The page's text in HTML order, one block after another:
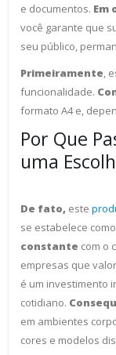
e documentos. Em
você garante que
seu público,
Primeiramente ,
funcionalidade.
formato A4 e,
Por Que
uma
De fato, este
se estabelece
constante com o
empresas que
é um investimento
cotidiano.
em ambientes
cores e modelos